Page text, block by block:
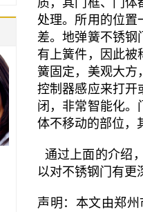
处理。所用的位置
差。地弹簧不锈钢
有上簧件，因此被
簧固定，美观大方
控制器感应来打开
闭，非常智能化。
体不移动的部位，
通过上面的介绍
以对不锈钢门有更
声明：本文由郑州